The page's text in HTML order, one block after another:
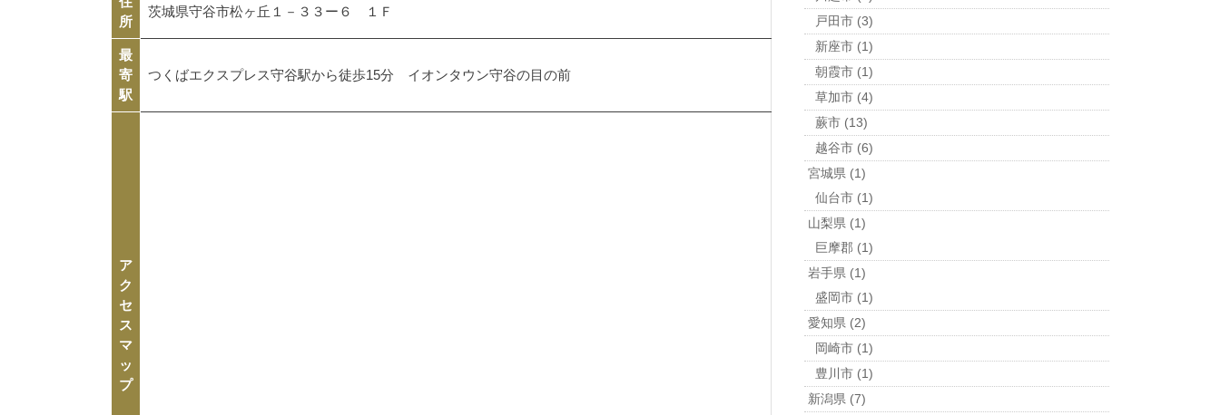
所
茨城県守谷市松ヶ丘１－３３ー６ １Ｆ
最
寄
駅
つくばエクスプレス守谷駅から徒歩15分 イオンタウン守谷の目の前
ア
ク
セ
ス
マ
ッ
プ
戸田市 (3)
新座市 (1)
朝霞市 (1)
草加市 (4)
蕨市 (13)
越谷市 (6)
宮城県 (1)
仙台市 (1)
山梨県 (1)
巨摩郡 (1)
岩手県 (1)
盛岡市 (1)
愛知県 (2)
岡崎市 (1)
豊川市 (1)
新潟県 (7)